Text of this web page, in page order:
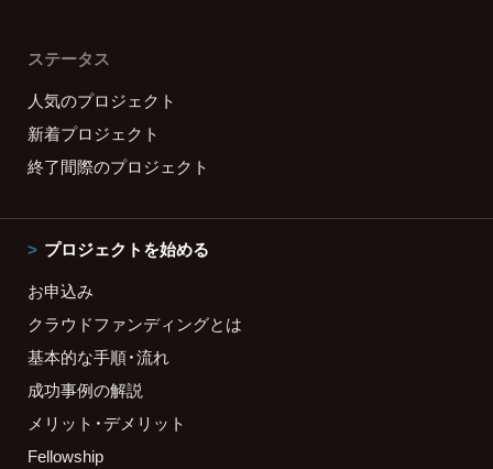
ステータス
人気のプロジェクト
新着プロジェクト
終了間際のプロジェクト
プロジェクトを始める
お申込み
クラウドファンディングとは
基本的な手順・流れ
成功事例の解説
メリット・デメリット
Fellowship